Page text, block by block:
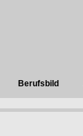
Berufsbild